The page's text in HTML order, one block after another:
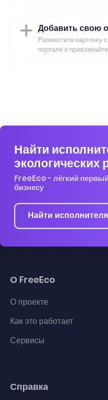
Добавить свою
Разместите карточку
портале и
Найти
экологических
FreeEco - лёгкий
бизнесу
Найти исполнителя
О FreeEco
О проекте
Как это работает
Сервисы
Справка